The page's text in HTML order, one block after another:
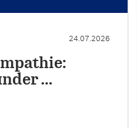
24.07.2026
…